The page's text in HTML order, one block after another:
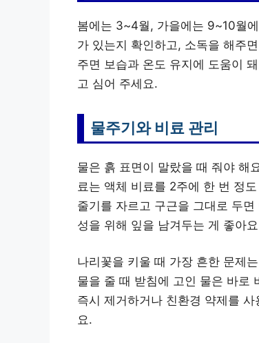
봄에는 3~4월, 가을에는 9~10월
가 있는지 확인하고, 소독을 해주
주면 보습과 온도 유지에 도움이
고 심어 주세요.
물주기와 비료 관리
물은 흙 표면이 말랐을 때 줘야 해
료는 액체 비료를 2주에 한 번 정
줄기를 자르고 구근을 그대로 두
성을 위해 잎을 남겨두는 게 좋아
나리꽃을 키울 때 가장 흔한 문제
물을 줄 때 받침에 고인 물은 바로
즉시 제거하거나 친환경 약제를
요.